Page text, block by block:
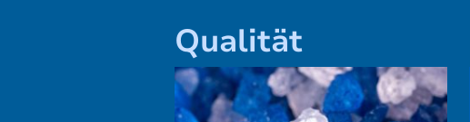
Qualität